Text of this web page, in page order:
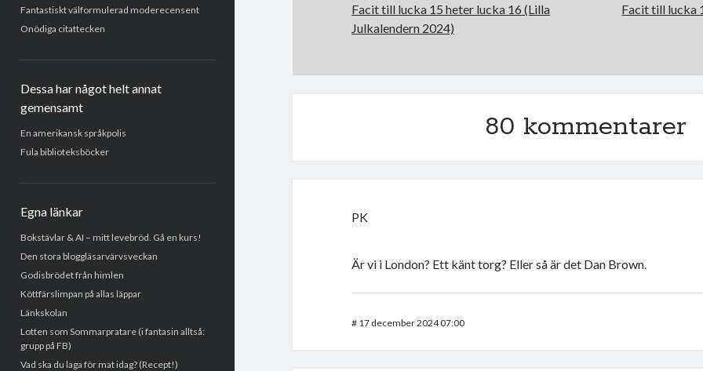
Fantastiskt välformulerad moderecensent
Onödiga citattecken
Dessa har något helt annat
gemensamt
En amerikansk språkpolis
Fula biblioteksböcker
Egna länkar
Bokstävlar & AI – mitt levebröd. Gå en kurs!
Den stora bloggläsarvärvsveckan
Godisbrödet från himlen
Köttfärslimpan på allas läppar
Länkskolan
Lotten som Sommarpratare (i fantasin alltså:
grupp på FB)
Vad ska du laga för mat idag? (Recept!)
Facit till lucka 15 heter lucka 16 (Lilla
Julkalendern 2024)
Facit till lucka
80 kommentarer
PK
Är vi i London? Ett känt torg? Eller så är det Dan Brown.
# 17 december 2024 07:00